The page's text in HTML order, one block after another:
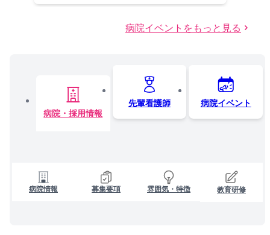
病院イベントをもっと見る
病院・採用情報
先輩看護師 病院イベント
病院情報 募集要項 雰囲気・特徴 教育研修